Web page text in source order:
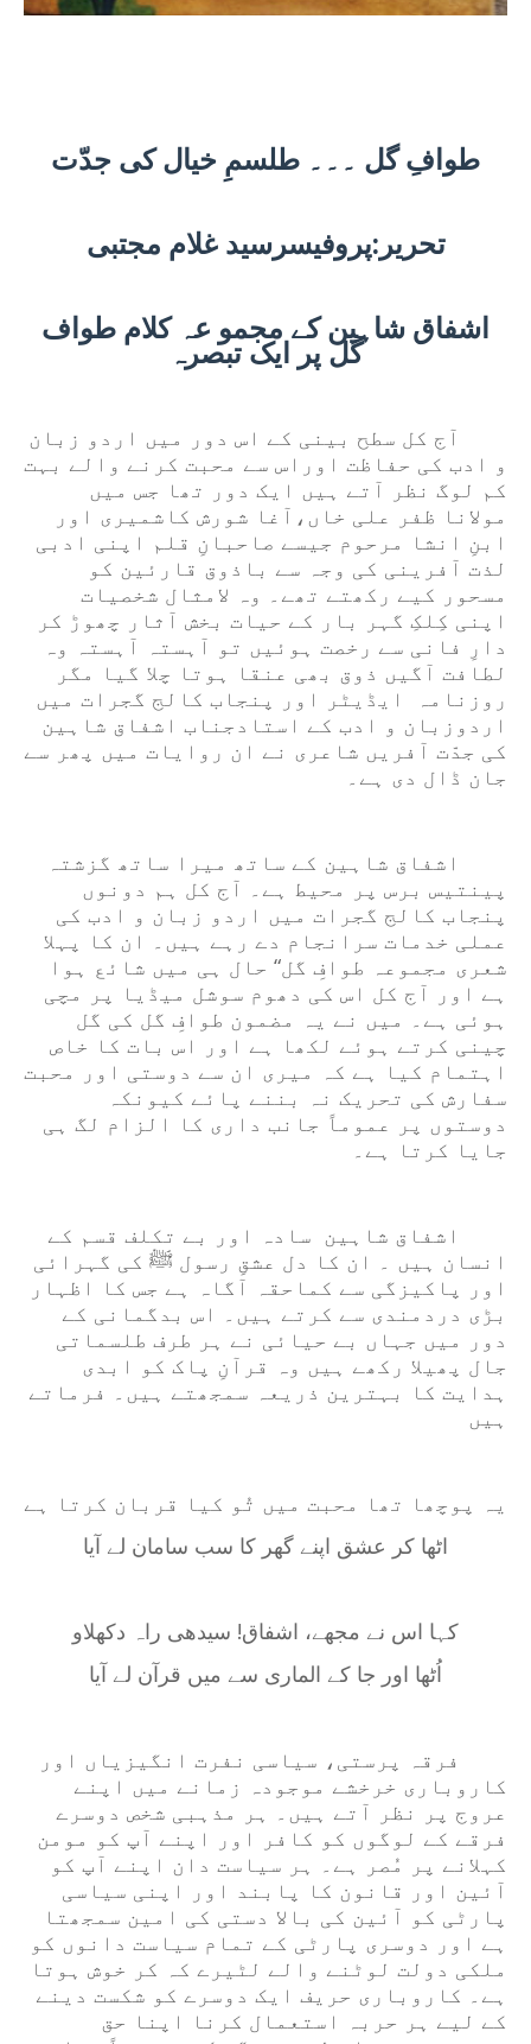
طوافِ گل ۔۔۔ طلسمِ خیال کی جدّت
تحریر:پروفیسرسید غلام مجتبی
اشفاق شاہین کے مجمو عہ کلام طواف
گل پر ایک تبصرہ
آج کل سطح بینی کے اس دور میں اردو زبان
و ادب کی حفاظت اوراس سے محبت کرنے والے بہت
کم لوگ نظر آتے ہیں ایک دور تھا جس میں
مولانا ظفر علی خاں،آغا شورش کاشمیری اور
ابنِ انشا مرحوم جیسے صاحبانِ قلم اپنی ادبی
لذت آفرینی کی وجہ سے باذوق قارئین کو
مسحور کیے رکھتے تھے۔ وہ لامثال شخصیات
اپنی کِلکِ گہر بار کے حیات بخش آثار چھوڑ کر
دارِ فانی سے رخصت ہوئیں تو آہستہ آہستہ وہ
لطافت آگیں ذوق بھی عنقا ہوتا چلا گیا مگر
روزنامہ ایڈیٹر اور پنجاب کالج گجرات میں
اردوزبان و ادب کے استادجناب اشفاق شاہین
کی جدّت آفریں شاعری نے ان روایات میں پھر سے
جان ڈال دی ہے۔
اشفاق شاہین کے ساتھ میرا ساتھ گزشتہ
پینتیس برس پر محیط ہے۔ آج کل ہم دونوں
پنجاب کالج گجرات میں اردو زبان و ادب کی
عملی خدمات سرانجام دے رہے ہیں۔ ان کا پہلا
شعری مجموعہ طوافِ گل“ حال ہی میں شائع ہوا
ہے اور آج کل اس کی دھوم سوشل میڈیا پر مچی
ہوئی ہے۔ میں نے یہ مضمون طوافِ گل کی گل
چینی کرتے ہوئے لکھا ہے اور اس بات کا خاص
اہتمام کیا ہے کہ میری ان سے دوستی اور محبت
سفارش کی تحریک نہ بننے پائے کیونکہ
دوستوں پر عموماً جانب داری کا الزام لگ ہی
جایا کرتا ہے۔
اشفاق شاہین سادہ اور بے تکلف قسم کے
انسان ہیں ۔ ان کا دل عشقِ رسول ﷺ کی گہرائی
اور پاکیزگی سے کماحقہ آگاہ ہے جس کا اظہار
بڑی دردمندی سے کرتے ہیں۔ اس بدگمانی کے
دور میں جہاں بے حیائی نے ہر طرف طلسماتی
جال پھیلا رکھے ہیں وہ قرآنِ پاک کو ابدی
ہدایت کا بہترین ذریعہ سمجھتے ہیں۔ فرماتے
ہیں
یہ پوچھا تھا محبت میں تُو کیا قربان کرتا ہے
اٹھا کر عشق اپنے گھر کا سب سامان لے آیا
کہا اس نے مجھے، اشفاق! سیدھی راہ دکھلاو
اُٹھا اور جا کے الماری سے میں قرآن لے آیا
فرقہ پرستی، سیاسی نفرت انگیزیاں اور
کاروباری خرخشے موجودہ زمانے میں اپنے
عروج پر نظر آتے ہیں۔ ہر مذہبی شخص دوسرے
فرقے کے لوگوں کو کافر اور اپنے آپ کو مومن
کہلانے پر مُصر ہے۔ ہر سیاست دان اپنے آپ کو
آئین اور قانون کا پابند اور اپنی سیاسی
پارٹی کو آئین کی بالا دستی کی امین سمجھتا
ہے اور دوسری پارٹی کے تمام سیاست دانوں کو
ملکی دولت لوٹنے والے لٹیرے کہ کر خوش ہوتا
ہے۔ کاروباری حریف ایک دوسرے کو شکست دینے
کے لیے ہر حربہ استعمال کرنا اپنا حق